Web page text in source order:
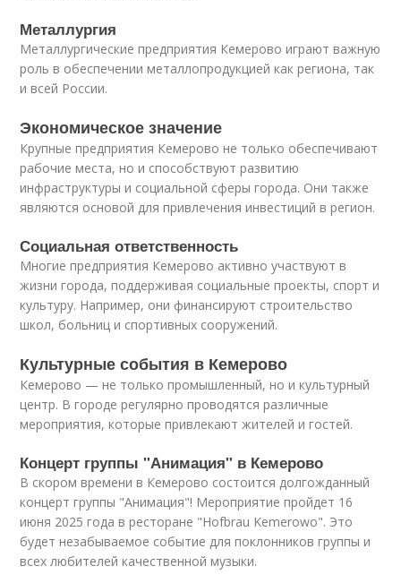
Металлургия
Металлургические предприятия Кемерово играют важную
роль в обеспечении металлопродукцией как региона, так
и всей России.
Экономическое значение
Крупные предприятия Кемерово не только обеспечивают
рабочие места, но и способствуют развитию
инфраструктуры и социальной сферы города. Они также
являются основой для привлечения инвестиций в регион.
Социальная ответственность
Многие предприятия Кемерово активно участвуют в
жизни города, поддерживая социальные проекты, спорт и
культуру. Например, они финансируют строительство
школ, больниц и спортивных сооружений.
Культурные события в Кемерово
Кемерово — не только промышленный, но и культурный
центр. В городе регулярно проводятся различные
мероприятия, которые привлекают жителей и гостей.
Концерт группы "Анимация" в Кемерово
В скором времени в Кемерово состоится долгожданный
концерт группы "Анимация"! Мероприятие пройдет 16
июня 2025 года в ресторане "Hofbrau Kemerowo". Это
будет незабываемое событие для поклонников группы и
всех любителей качественной музыки.